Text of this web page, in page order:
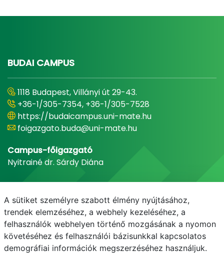
BUDAI CAMPUS
1118 Budapest, Villányi út 29-43.
+36-1/305-7354, +36-1/305-7528
https://budaicampus.uni-mate.hu
foigazgato.buda@uni-mate.hu
Campus-főigazgató
Nyitrainé dr. Sárdy Diána
A sütiket személyre szabott élmény nyújtásához,
trendek elemzéséhez, a webhely kezeléséhez, a
felhasználók webhelyen történő mozgásának a nyomon
követéséhez és felhasználói bázisunkkal kapcsolatos
demográfiai információk megszerzéséhez használjuk.